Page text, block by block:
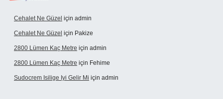
Cehalet Ne Güzel için admin
Cehalet Ne Güzel için Pakize
2800 Lümen Kaç Metre için admin
2800 Lümen Kaç Metre için Fehime
Sudocrem Isilige Iyi Gelir Mi için admin